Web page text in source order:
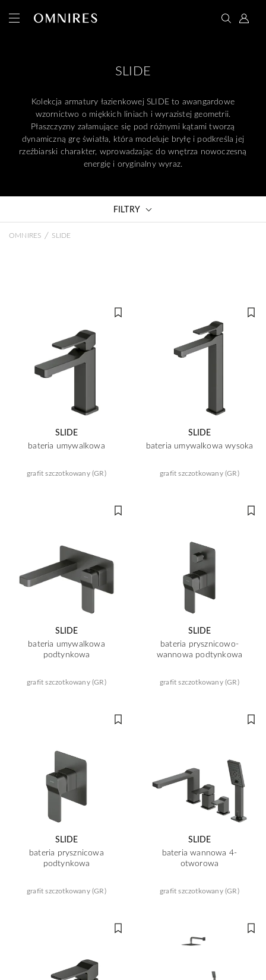
SLIDE
Kolekcja armatury łazienkowej SLIDE to awangardowe
wzornictwo o miękkich liniach i wyrazistej geometrii.
Płaszczyzny załamujące się pod różnymi kątami tworzą
dynamiczną grę światła, która modeluje bryłę i podkreśla jej
rzeźbiarski charakter, wprowadzając do wnętrza nowoczesną
energię i oryginalny wyraz.
FILTRY
OMNIRES / SLIDE
SLIDE
bateria umywalkowa
grafit szczotkowany (GR)
SLIDE
bateria umywalkowa wysoka
grafit szczotkowany (GR)
SLIDE
bateria umywalkowa
podtynkowa
grafit szczotkowany (GR)
SLIDE
bateria prysznicowo-
wannowa podtynkowa
grafit szczotkowany (GR)
SLIDE
bateria prysznicowa
podtynkowa
grafit szczotkowany (GR)
SLIDE
bateria wannowa 4-
otworowa
grafit szczotkowany (GR)